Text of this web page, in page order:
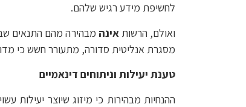
לחשיפת מידע רגיש שלהם.
ואולם, הרשותאינה מבהירה מהם התנאים
מסגרת אנליטית סדורה, מתעורר חשש כי
טענת יעילות וניתוחים דינאמיים
ההנחיות מבהירות כי מיזוג שיוצר יעילות